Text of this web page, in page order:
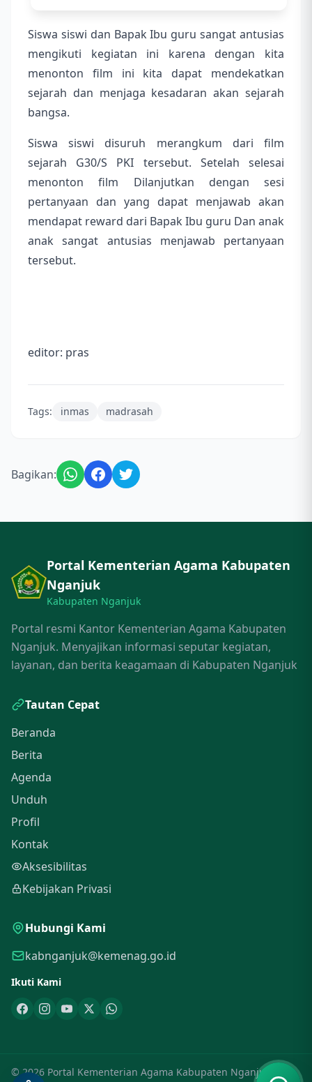
Siswa siswi dan Bapak Ibu guru sangat antusias
mengikuti kegiatan ini karena dengan kita
menonton film ini kita dapat mendekatkan
sejarah dan menjaga kesadaran akan sejarah
bangsa.
Siswa siswi disuruh merangkum dari film
sejarah G30/S PKI tersebut. Setelah selesai
menonton film Dilanjutkan dengan sesi
pertanyaan dan yang dapat menjawab akan
mendapat reward dari Bapak Ibu guru Dan anak
anak sangat antusias menjawab pertanyaan
tersebut.
editor: pras
Tags: inmas madrasah
Bagikan:
Portal Kementerian Agama Kabupaten
Nganjuk
Kabupaten Nganjuk
Portal resmi Kantor Kementerian Agama Kabupaten
Nganjuk. Menyajikan informasi seputar kegiatan,
layanan, dan berita keagamaan di Kabupaten Nganjuk
Tautan Cepat
Beranda
Berita
Agenda
Unduh
Profil
Kontak
Aksesibilitas
Kebijakan Privasi
Hubungi Kami
kabnganjuk@kemenag.go.id
Ikuti Kami
© 2026 Portal Kementerian Agama Kabupaten Nganjuk. Hak